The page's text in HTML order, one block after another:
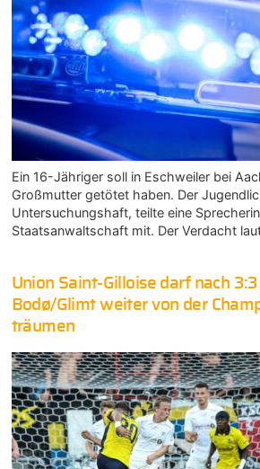
Ein 16-Jähriger soll in Eschweiler bei
Großmutter getötet haben. Der
Untersuchungshaft, teilte eine
Staatsanwaltschaft mit. Der Verdacht
Union Saint-Gilloise darf nach
Bodø/Glimt weiter von der
träumen